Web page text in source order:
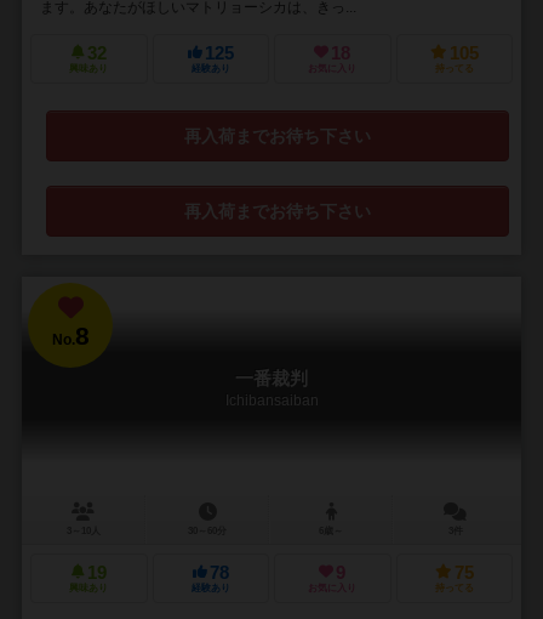
ます。あなたがほしいマトリョーシカは、きっ...
32
興味あり
125
経験あり
18
お気に入り
105
持ってる
再入荷までお待ち下さい
再入荷までお待ち下さい
No.8
一番裁判
Ichibansaiban
19
興味あり
78
経験あり
9
お気に入り
75
持ってる